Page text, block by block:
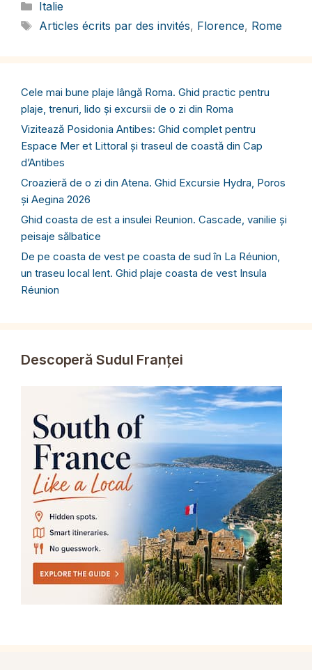
Catégories
Italie
Étiquettes
Articles écrits par des invités, Florence, Rome
Cele mai bune plaje lângă Roma. Ghid practic pentru
plaje, trenuri, lido și excursii de o zi din Roma
Vizitează Posidonia Antibes: Ghid complet pentru
Espace Mer et Littoral și traseul de coastă din Cap
d’Antibes
Croazieră de o zi din Atena. Ghid Excursie Hydra, Poros
și Aegina 2026
Ghid coasta de est a insulei Reunion. Cascade, vanilie și
peisaje sălbatice
De pe coasta de vest pe coasta de sud în La Réunion,
un traseu local lent. Ghid plaje coasta de vest Insula
Réunion
Descoperă Sudul Franței